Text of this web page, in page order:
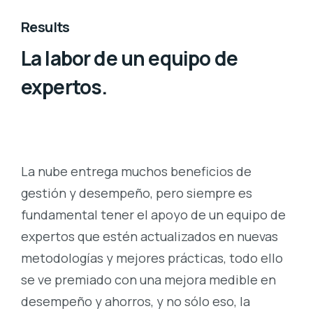
Results
La labor de un equipo de
expertos.
La nube entrega muchos beneficios de
gestión y desempeño, pero siempre es
fundamental tener el apoyo de un equipo de
expertos que estén actualizados en nuevas
metodologías y mejores prácticas, todo ello
se ve premiado con una mejora medible en
desempeño y ahorros, y no sólo eso, la